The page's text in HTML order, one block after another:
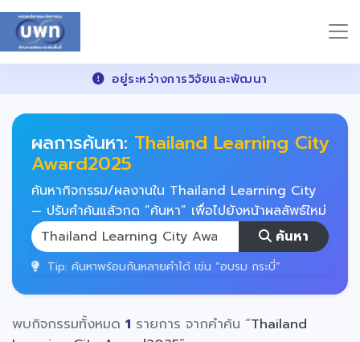
อยู่ระหว่างการวิจัยและพัฒนา
ผลการค้นหา: Thailand Learning City
Award2025
ค้นหากิจกรรม/ผลงานใน Thailand Learning City
— ปรับคำค้นแล้วกด “ค้นหา” เพื่อไปยังหน้าผลลัพธ์ใหม่
ค้นหา
Tip: ค้นหาพร้อมกันหลายคำได้ เช่น “อบรม กระบี่”
พบกิจกรรมทั้งหมด 1 รายการ จากคำค้น “Thailand